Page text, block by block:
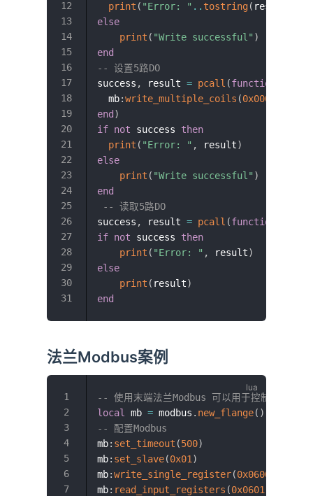
print ( "Error: " .. tostring( result
else
print ( "Write successful" )
end
-- 设置5路DO
success , result = pcall (function
  mb
:write_multiple_coils (0x0000
end )
if not success then
print ( "Error: " , result)
else
print ( "Write successful" )
end
-- 读取5路DO
success , result = pcall (function
if not success then
print ( "Error: " , result)
else
print ( result)
end
法兰Modbus案例
-- 使用末端法兰Modbus 可以用于控制夹爪类的
local
mb = modbus . new_flange( )
-- 配置Modbus
mb: set_timeout (500)
mb: set_slave(0x01 )
mb:write_single_register(0x0600
mb: read_input_registers (0x0601